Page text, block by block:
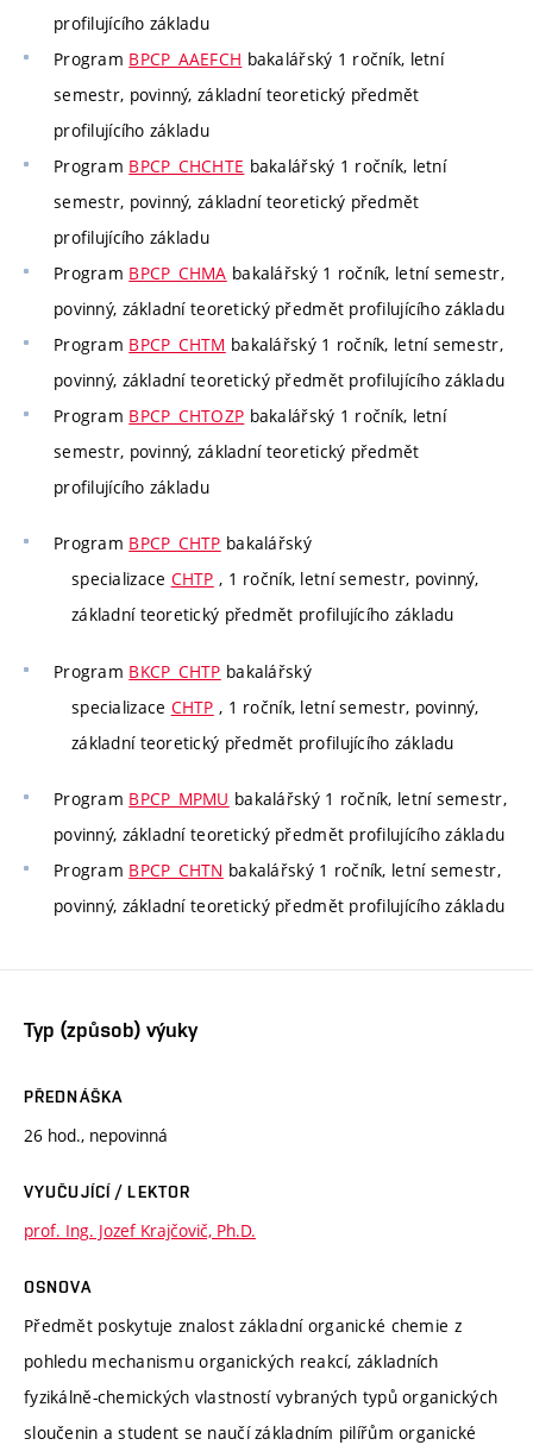
profilujícího základu
Program BPCP_AAEFCH bakalářský 1 ročník, letní
semestr, povinný, základní teoretický předmět
profilujícího základu
Program BPCP_CHCHTE bakalářský 1 ročník, letní
semestr, povinný, základní teoretický předmět
profilujícího základu
Program BPCP_CHMA bakalářský 1 ročník, letní semestr,
povinný, základní teoretický předmět profilujícího základu
Program BPCP_CHTM bakalářský 1 ročník, letní semestr,
povinný, základní teoretický předmět profilujícího základu
Program BPCP_CHTOZP bakalářský 1 ročník, letní
semestr, povinný, základní teoretický předmět
profilujícího základu
Program BPCP_CHTP bakalářský
specializace CHTP , 1 ročník, letní semestr, povinný,
základní teoretický předmět profilujícího základu
Program BKCP_CHTP bakalářský
specializace CHTP , 1 ročník, letní semestr, povinný,
základní teoretický předmět profilujícího základu
Program BPCP_MPMU bakalářský 1 ročník, letní semestr,
povinný, základní teoretický předmět profilujícího základu
Program BPCP_CHTN bakalářský 1 ročník, letní semestr,
povinný, základní teoretický předmět profilujícího základu
Typ (způsob) výuky
PŘEDNÁŠKA
26 hod., nepovinná
VYUČUJÍCÍ / LEKTOR
prof. Ing. Jozef Krajčovič, Ph.D.
OSNOVA
Předmět poskytuje znalost základní organické chemie z
pohledu mechanismu organických reakcí, základních
fyzikálně-chemických vlastností vybraných typů organických
sloučenin a student se naučí základním pilířům organické